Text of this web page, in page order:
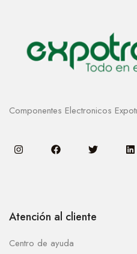
Componentes Electronicos
Atención al cliente
Centro de ayuda